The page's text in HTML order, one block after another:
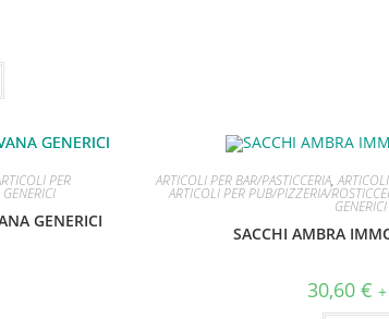
PER
GENERICI
ARTICOLI PER BAR/PASTICCERIA,
ARTICOLI PER PUB/PIZZERIA/
GENERICI
SACCHI AMBRA
30,60 €